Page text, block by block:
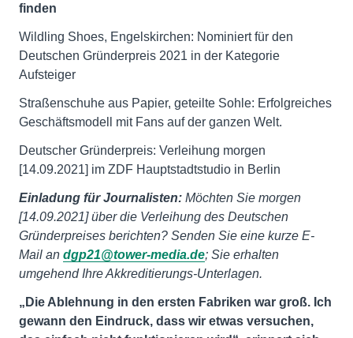
finden
Wildling Shoes, Engelskirchen: Nominiert für den
Deutschen Gründerpreis 2021 in der Kategorie
Aufsteiger
Straßenschuhe aus Papier, geteilte Sohle: Erfolgreiches
Geschäftsmodell mit Fans auf der ganzen Welt.
Deutscher Gründerpreis: Verleihung morgen
[14.09.2021] im ZDF Hauptstadtstudio in Berlin
Einladung für Journalisten: Möchten Sie morgen
[14.09.2021] über die Verleihung des Deutschen
Gründerpreises berichten? Senden Sie eine kurze E-
Mail an dgp21@tower-media.de; Sie erhalten
umgehend Ihre Akkreditierungs-Unterlagen.
„Die Ablehnung in den ersten Fabriken war groß. Ich
gewann den Eindruck, dass wir etwas versuchen,